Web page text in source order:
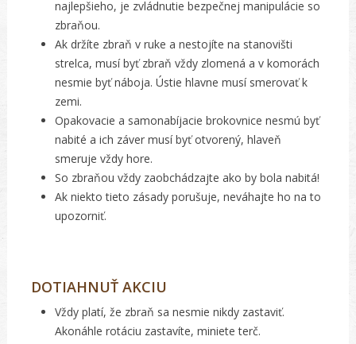
najlepšieho, je zvládnutie bezpečnej manipulácie so
zbraňou.
Ak držíte zbraň v ruke a nestojíte na stanovišti
strelca, musí byť zbraň vždy zlomená a v komorách
nesmie byť náboja. Ústie hlavne musí smerovať k
zemi.
Opakovacie a samonabíjacie brokovnice nesmú byť
nabité a ich záver musí byť otvorený, hlaveň
smeruje vždy hore.
So zbraňou vždy zaobchádzajte ako by bola nabitá!
Ak niekto tieto zásady porušuje, neváhajte ho na to
upozorniť.
DOTIAHNUŤ AKCIU
Vždy platí, že zbraň sa nesmie nikdy zastaviť.
Akonáhle rotáciu zastavíte, miniete terč.